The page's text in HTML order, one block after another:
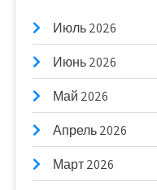
Июль 2026
Июнь 2026
Май 2026
Апрель 2026
Март 2026